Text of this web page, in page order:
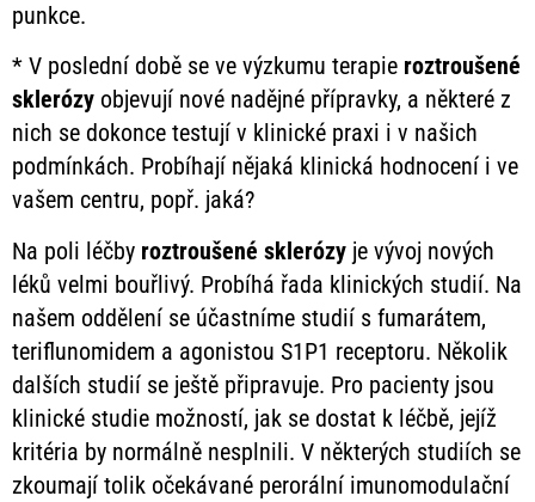
punkce.
* V poslední době se ve výzkumu terapie roztroušené
sklerózy objevují nové nadějné přípravky, a některé z
nich se dokonce testují v klinické praxi i v našich
podmínkách. Probíhají nějaká klinická hodnocení i ve
vašem centru, popř. jaká?
Na poli léčby roztroušené sklerózy je vývoj nových
léků velmi bouřlivý. Probíhá řada klinických studií. Na
našem oddělení se účastníme studií s fumarátem,
teriflunomidem a agonistou S1P1 receptoru. Několik
dalších studií se ještě připravuje. Pro pacienty jsou
klinické studie možností, jak se dostat k léčbě, jejíž
kritéria by normálně nesplnili. V některých studiích se
zkoumají tolik očekávané perorální imunomodulační